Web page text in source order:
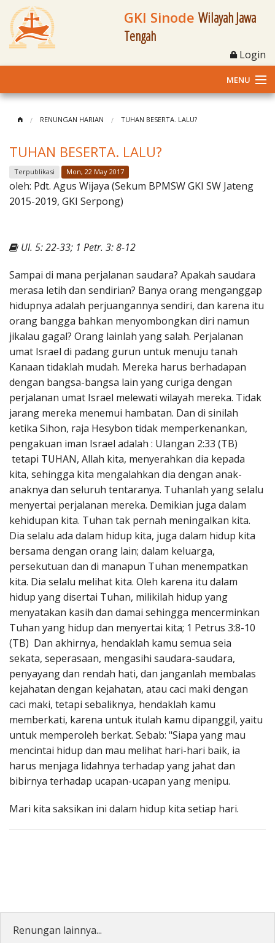
GKI Sinode Wilayah Jawa
Tengah
Login
MENU
Klasis dan Jemaat
Berita Kegiatan
Materi
Penerbitan
RENUNGAN HARIAN TUHAN BESERTA. LALU?
TUHAN BESERTA. LALU?
Terpublikasi Mon, 22 May 2017
oleh: Pdt. Agus Wijaya (Sekum BPMSW GKI SW Jateng
2015-2019, GKI Serpong)
Ul. 5: 22-33; 1 Petr. 3: 8-12
Sampai di mana perjalanan saudara? Apakah saudara
merasa letih dan sendirian? Banya orang menganggap
hidupnya adalah perjuangannya sendiri, dan karena itu
orang bangga bahkan menyombongkan diri namun
jikalau gagal? Orang lainlah yang salah. Perjalanan
umat Israel di padang gurun untuk menuju tanah
Kanaan tidaklah mudah. Mereka harus berhadapan
dengan bangsa-bangsa lain yang curiga dengan
perjalanan umat Israel melewati wilayah mereka. Tidak
jarang mereka menemui hambatan. Dan di sinilah
ketika Sihon, raja Hesybon tidak memperkenankan,
pengakuan iman Israel adalah : Ulangan 2:33 (TB)
tetapi TUHAN, Allah kita, menyerahkan dia kepada
kita, sehingga kita mengalahkan dia dengan anak-
anaknya dan seluruh tentaranya. Tuhanlah yang selalu
menyertai perjalanan mereka. Demikian juga dalam
kehidupan kita. Tuhan tak pernah meningalkan kita.
Dia selalu ada dalam hidup kita, juga dalam hidup kita
bersama dengan orang lain; dalam keluarga,
persekutuan dan di manapun Tuhan menempatkan
kita. Dia selalu melihat kita. Oleh karena itu dalam
hidup yang disertai Tuhan, milikilah hidup yang
menyatakan kasih dan damai sehingga mencerminkan
Tuhan yang hidup dan menyertai kita; 1 Petrus 3:8-10
(TB) Dan akhirnya, hendaklah kamu semua seia
sekata, seperasaan, mengasihi saudara-saudara,
penyayang dan rendah hati, dan janganlah membalas
kejahatan dengan kejahatan, atau caci maki dengan
caci maki, tetapi sebaliknya, hendaklah kamu
memberkati, karena untuk itulah kamu dipanggil, yaitu
untuk memperoleh berkat. Sebab: "Siapa yang mau
mencintai hidup dan mau melihat hari-hari baik, ia
harus menjaga lidahnya terhadap yang jahat dan
bibirnya terhadap ucapan-ucapan yang menipu.
Mari kita saksikan ini dalam hidup kita setiap hari.
Renungan lainnya...